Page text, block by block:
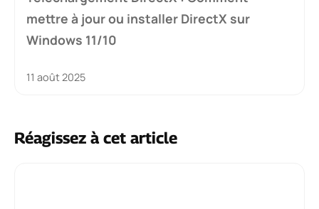
mettre à jour ou installer DirectX sur
Windows 11/10
11 août 2025
Réagissez à cet article